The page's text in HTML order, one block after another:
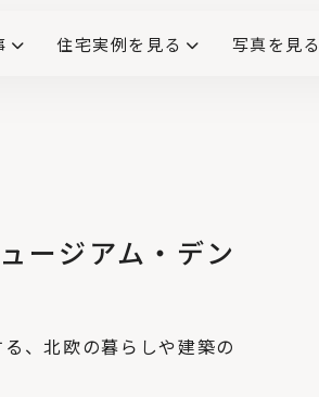
住宅実例を見る 写真を見る
ージアム・デン
、北欧の暮らしや建築の
道まで歩いてみた